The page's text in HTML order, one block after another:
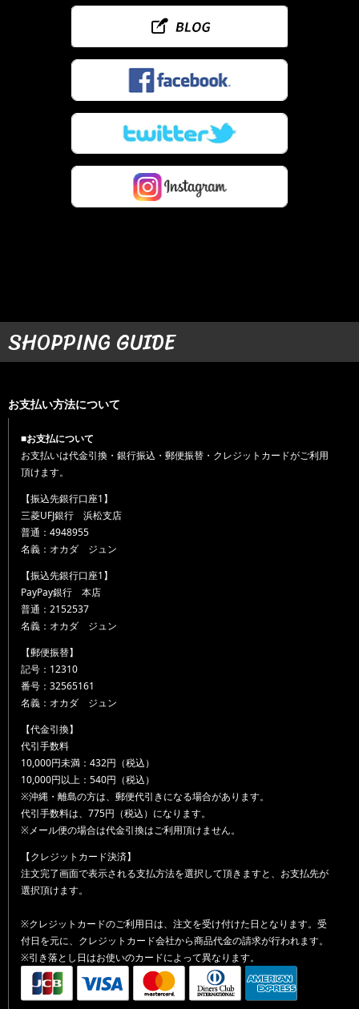
SHOPPING GUIDE
お支払い方法について
■お支払について
お支払いは代金引換・銀行振込・郵便振替・クレジットカードがご利用
頂けます。
【振込先銀行口座1】
三菱UFJ銀行 浜松支店
普通：4948955
名義：オカダ ジュン
【振込先銀行口座1】
PayPay銀行 本店
普通：2152537
名義：オカダ ジュン
【郵便振替】
記号：12310
番号：32565161
名義：オカダ ジュン
【代金引換】
代引手数料
10,000円未満：432円（税込）
10,000円以上：540円（税込）
※沖縄・離島の方は、郵便代引きになる場合があります。
代引手数料は、775円（税込）になります。
※メール便の場合は代金引換はご利用頂けません。
【クレジットカード決済】
注文完了画面で表示される支払方法を選択して頂きますと、お支払先が
選択頂けます。
※クレジットカードのご利用日は、注文を受け付けた日となります。受
付日を元に、クレジットカード会社から商品代金の請求が行われます。
※引き落とし日はお使いのカードによって異なります。